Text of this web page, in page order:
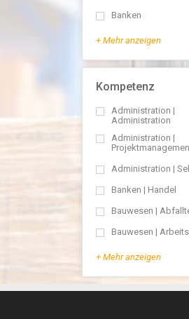
Banken
+ Mehr anzeigen
Kompetenz
Administration |
Administration
Administration |
Administration |
Banken | Handel
Bauwesen |
Bauwesen |
+ Mehr anzeigen